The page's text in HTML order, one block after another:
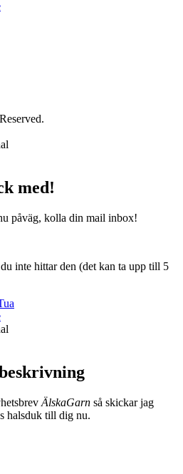
med!
påväg, kolla din mail inbox!
inte hittar den (det kan ta upp till 5
ÄlskaGarn så skickar jag
halsduk till dig nu.